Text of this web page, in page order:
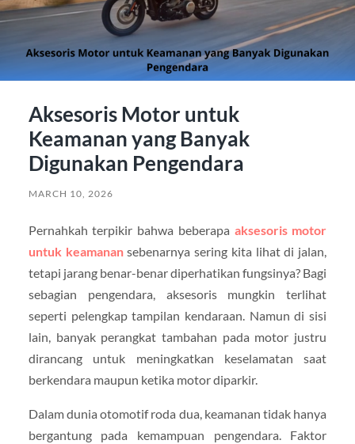
Aksesoris Motor untuk
Keamanan yang Banyak
Digunakan Pengendara
MARCH 10, 2026
Pernahkah terpikir bahwa beberapa aksesoris motor
untuk keamanansebenarnya sering kita lihat di jalan,
tetapi jarang benar-benar diperhatikan fungsinya? Bagi
sebagian pengendara, aksesoris mungkin terlihat
seperti pelengkap tampilan kendaraan. Namun di sisi
lain, banyak perangkat tambahan pada motor justru
dirancang untuk meningkatkan keselamatan saat
berkendara maupun ketika motor diparkir.
Dalam dunia otomotif roda dua, keamanan tidak hanya
bergantung pada kemampuan pengendara. Faktor